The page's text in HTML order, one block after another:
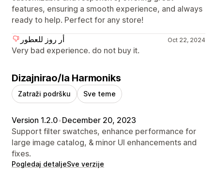
features, ensuring a smooth experience, and always
ready to help. Perfect for any store!
أر روز للعطور
Oct 22, 2024
Very bad experience. do not buy it.
Dizajnirao/la Harmoniks
Zatraži podršku Sve teme
Version 1.2.0•December 20, 2023
Support filter swatches, enhance performance for
large image catalog, & minor UI enhancements and
fixes.
Pogledaj detaljeSve verzije